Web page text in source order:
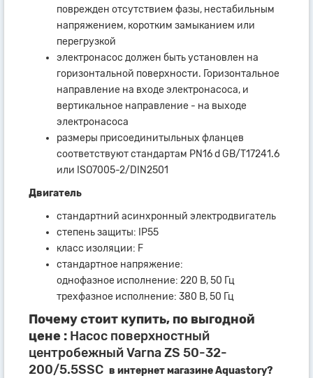
поврежден отсутствием фазы, нестабильным
напряжением, коротким замыканием или
перегрузкой
электронасос должен быть установлен на
горизонтальной поверхности. Горизонтальное
направление на входе электронасоса, и
вертикальное направление - на выходе
электронасоса
размеры присоединитыльных фланцев
соответствуют стандартам PN16 d GB/T17241.6
или ISO7005-2/DIN2501
Двигатель
стандартний асинхронный электродвигатель
степень защиты: IP55
класс изоляции: F
стандартное напряжение:
однофазное исполнение: 220 В, 50 Гц
трехфазное исполнение: 380 В, 50 Гц
Почему стоит купить, по выгодной
цене : Насос поверхностный
центробежный Varna ZS 50-32-
200/5.5SSC в интернет магазине Aquastory?